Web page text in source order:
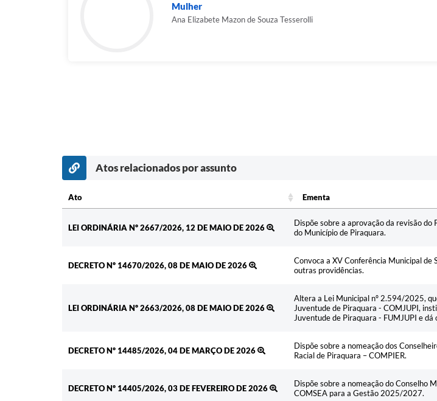
Mulher
Ana Elizabete Mazon de Souza Tesserolli
Atos relacionados por assunto
Ato Ementa
LEI ORDINÁRIA Nº 2667/2026, 12 DE MAIO DE 2026
Dispõe sobre a aprovação da revisão do
do Município de Piraquara.
DECRETO Nº 14670/2026, 08 DE MAIO DE 2026
Convoca a XV Conferência Municipal de
outras providências.
LEI ORDINÁRIA Nº 2663/2026, 08 DE MAIO DE 2026
Altera a Lei Municipal nº 2.594/2025,
Juventude de Piraquara - COMJUPI,
Juventude de Piraquara - FUMJUPI e dá
DECRETO Nº 14485/2026, 04 DE MARÇO DE 2026
Dispõe sobre a nomeação dos
Racial de Piraquara – COMPIER.
DECRETO Nº 14405/2026, 03 DE FEVEREIRO DE 2026
Dispõe sobre a nomeação do Conselho
COMSEA para a Gestão 2025/2027.